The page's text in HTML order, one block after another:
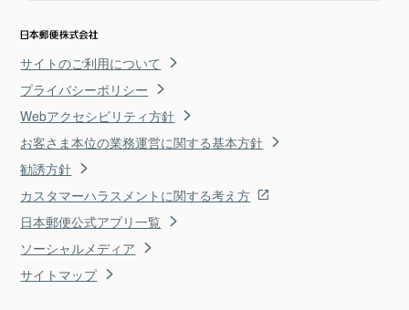
サイトのご利用について
プライバシーポリシー
Webアクセシビリティ方針
お客さま本位の業務運営に関する基本方針
勧誘方針
カスタマーハラスメントに関する考え方
日本郵便公式アプリ一覧
ソーシャルメディア
サイトマップ